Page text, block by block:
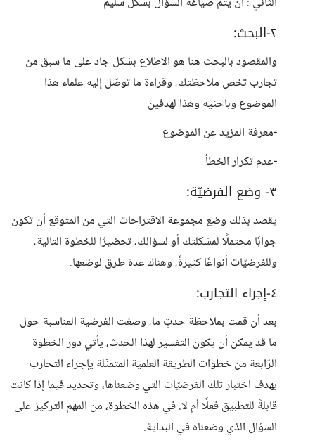
٢-البحث:
والمقصود بالبحث هنا هو الاطلاع بشكل جاد على ما سبق من
تجارب تخص ملاحظتك، وقراءة ما توصّل إليه علماء هذا
الموضوع وباحثيه وهذا لهدفين
-معرفة المزيد عن الموضوع
-عدم تكرار الخطأ
٣- وضع الفرضيّة:
يقصد بذلك وضع مجموعة الاقتراحات التي من المتوقع أن تكون
جوابًا محتملًا لمشكلتك أو لسؤالك، تحضيرًا للخطوة التالية،
وللفرضيّات أنواعًا كثيرةً، وهناك عدة طرق لوضعها.
٤-إجراء التجارب:
بعد أن قمت بملاحظة حدثٍ ما، وصغت الفرضية المناسبة حول
ما قد يمكن أن يكون التفسير لهذا الحدث، يأتي دور الخطوة
الرّابعة من خطوات الطريقة العلمية المتمثّلة يإجراء التحارب
بهدف اختبار تلك الفرضيّات التي وضعناها، وتحديد فيما إذا كانت
قابلةً للتطبيق فعلًا أم لا. في هذه الخطوة، من المهم التركيز على
السؤال الذي وضعناه في البداية.